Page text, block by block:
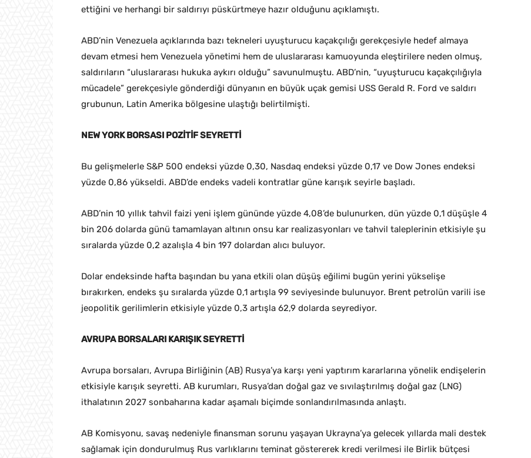
ettiğini ve herhangi bir saldırıyı püskürtmeye hazır olduğunu açıklamıştı.
ABD’nin Venezuela açıklarında bazı tekneleri uyuşturucu kaçakçılığı gerekçesiyle hedef almaya
devam etmesi hem Venezuela yönetimi hem de uluslararası kamuoyunda eleştirilere neden olmuş,
saldırıların “uluslararası hukuka aykırı olduğu” savunulmuştu. ABD’nin, “uyuşturucu kaçakçılığıyla
mücadele” gerekçesiyle gönderdiği dünyanın en büyük uçak gemisi USS Gerald R. Ford ve saldırı
grubunun, Latin Amerika bölgesine ulaştığı belirtilmişti.
NEW YORK BORSASI POZİTİF SEYRETTİ
Bu gelişmelerle S&P 500 endeksi yüzde 0,30, Nasdaq endeksi yüzde 0,17 ve Dow Jones endeksi
yüzde 0,86 yükseldi. ABD’de endeks vadeli kontratlar güne karışık seyirle başladı.
ABD’nin 10 yıllık tahvil faizi yeni işlem gününde yüzde 4,08’de bulunurken, dün yüzde 0,1 düşüşle 4
bin 206 dolarda günü tamamlayan altının onsu kar realizasyonları ve tahvil taleplerinin etkisiyle şu
sıralarda yüzde 0,2 azalışla 4 bin 197 dolardan alıcı buluyor.
Dolar endeksinde hafta başından bu yana etkili olan düşüş eğilimi bugün yerini yükselişe
bırakırken, endeks şu sıralarda yüzde 0,1 artışla 99 seviyesinde bulunuyor. Brent petrolün varili ise
jeopolitik gerilimlerin etkisiyle yüzde 0,3 artışla 62,9 dolarda seyrediyor.
AVRUPA BORSALARI KARIŞIK SEYRETTİ
Avrupa borsaları, Avrupa Birliğinin (AB) Rusya’ya karşı yeni yaptırım kararlarına yönelik endişelerin
etkisiyle karışık seyretti. AB kurumları, Rusya’dan doğal gaz ve sıvılaştırılmış doğal gaz (LNG)
ithalatının 2027 sonbaharına kadar aşamalı biçimde sonlandırılmasında anlaştı.
AB Komisyonu, savaş nedeniyle finansman sorunu yaşayan Ukrayna’ya gelecek yıllarda mali destek
sağlamak için dondurulmuş Rus varlıklarını teminat göstererek kredi verilmesi ile Birlik bütçesi